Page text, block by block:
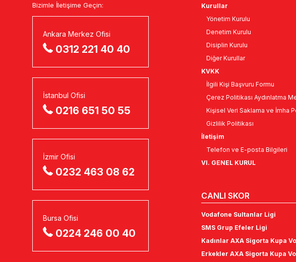
Bizimle İletişime Geçin:
Ankara Merkez Ofisi
0312 221 40 40
İstanbul Ofisi
0216 651 50 55
İzmir Ofisi
0232 463 08 62
Bursa Ofisi
0224 246 00 40
Kurullar
Yönetim Kurulu
Denetim Kurulu
Disiplin Kurulu
Diğer Kurullar
KVKK
İlgili Kişi Başvuru Formu
Çerez Politikası Aydınlatma
Kişisel Veri Saklama ve İmha
Gizlilik Politikası
İletişim
Telefon ve E-posta Bilgileri
VI. GENEL KURUL
CANLI SKOR
Vodafone Sultanlar Ligi
SMS Grup Efeler Ligi
Kadınlar AXA Sigorta Kupa
Erkekler AXA Sigorta Kupa